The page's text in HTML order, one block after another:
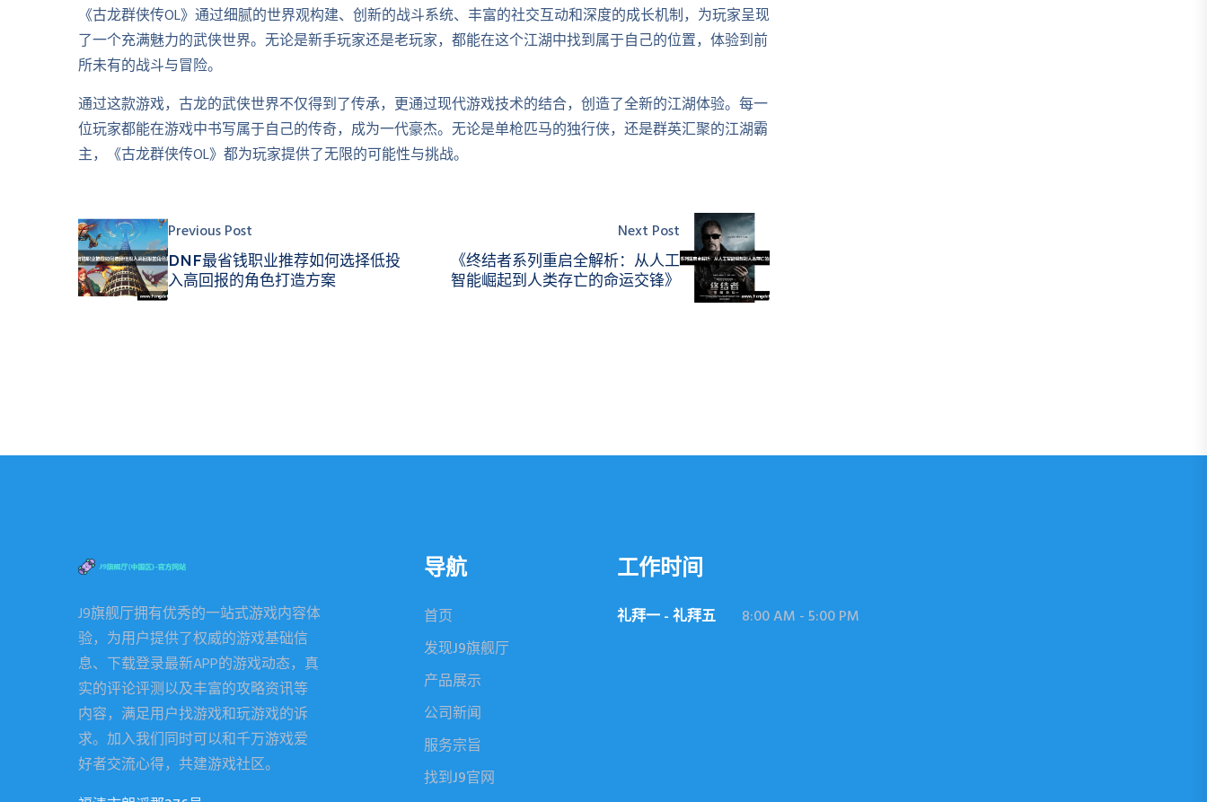
《古龙群侠传OL》通过细腻的世界观构建、创新的战斗系统、丰富的社交互动和深度的成长机制，为玩家呈现
了一个充满魅力的武侠世界。无论是新手玩家还是老玩家，都能在这个江湖中找到属于自己的位置，体验到前
所未有的战斗与冒险。
通过这款游戏，古龙的武侠世界不仅得到了传承，更通过现代游戏技术的结合，创造了全新的江湖体验。每一
位玩家都能在游戏中书写属于自己的传奇，成为一代豪杰。无论是单枪匹马的独行侠，还是群英汇聚的江湖霸
主，《古龙群侠传OL》都为玩家提供了无限的可能性与挑战。
Previous Post
DNF最省钱职业推荐如何选择低投
入高回报的角色打造方案
Next Post
《终结者系列重启全解析：从人工
智能崛起到人类存亡的命运交锋》
J9旗舰厅拥有优秀的一站式游戏内容体
验，为用户提供了权威的游戏基础信
息、下载登录最新APP的游戏动态，真
实的评论评测以及丰富的攻略资讯等
内容，满足用户找游戏和玩游戏的诉
求。加入我们同时可以和千万游戏爱
好者交流心得，共建游戏社区。
导航
首页
发现J9旗舰厅
产品展示
公司新闻
服务宗旨
找到J9官网
工作时间
礼拜一 - 礼拜五 8:00 AM - 5:00 PM